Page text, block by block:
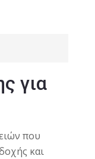
για
που
και